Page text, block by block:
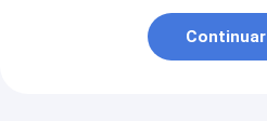
Continuar